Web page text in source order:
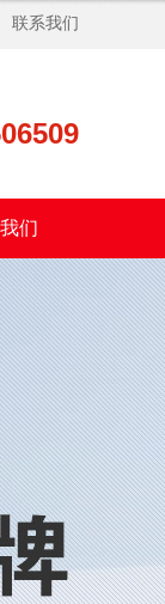
联系我们
们